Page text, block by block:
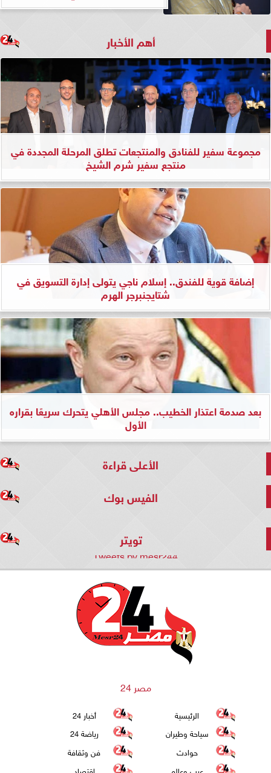
أهم الأخبار
مجموعة سفير للفنادق والمنتجعات تطلق المرحلة المجددة في
منتجع سفير شرم الشيخ
إضافة قوية للفندق.. إسلام ناجي يتولى إدارة التسويق في
شتايجنبرجر الهرم
بعد صدمة اعتذار الخطيب.. مجلس الأهلي يتحرك سريعًا بقراره
الأول
الأعلى قراءة
الفيس بوك
تويتر
Tweets by mesr244
مصر 24
الرئيسية
أخبار 24
سياحة وطيران
رياضة 24
حوادث
فن وثقافة